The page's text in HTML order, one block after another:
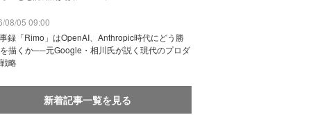
08/05 09:00
録「Rimo」はOpenAI、Anthropic時代にどう勝
描くか──元Google・相川氏が説く現代のプロダ
略
新着記事一覧を見る